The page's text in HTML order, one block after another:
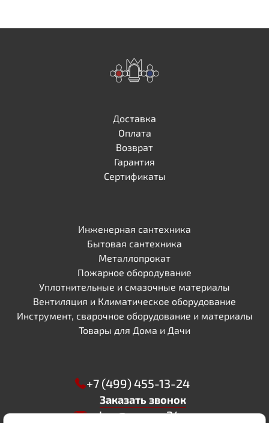
Доставка
Оплата
Возврат
Гарантия
Сертификаты
Инженерная сантехника
Бытовая сантехника
Металлопрокат
Пожарное обородувание
Уплотнительные и смазочные материалы
Вентиляция и Климатическое оборудование
Инструмент, сварочное оборудование и материалы
Товары для Дома и Дачи
+7 (499) 455-13-24
Заказать звонок
zakaz@sapsan24.ru